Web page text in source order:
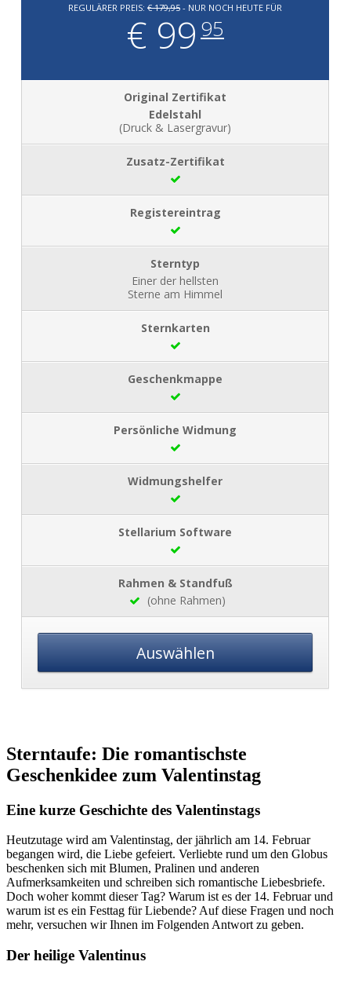
REGULÄRER PREIS: € 179,95 - NUR NOCH HEUTE FÜR
€ 99 95
Edelstahl
(Druck & Lasergravur)
Einer der hellsten
Sterne am Himmel
(ohne Rahmen)
Auswählen
Sterntaufe: Die romantischste
Geschenkidee zum Valentinstag
Eine kurze Geschichte des Valentinstags
Heutzutage wird am Valentinstag, der jährlich am 14. Februar
begangen wird, die Liebe gefeiert. Verliebte rund um den Globus
beschenken sich mit Blumen, Pralinen und anderen
Aufmerksamkeiten und schreiben sich romantische Liebesbriefe.
Doch woher kommt dieser Tag? Warum ist es der 14. Februar und
warum ist es ein Festtag für Liebende? Auf diese Fragen und noch
mehr, versuchen wir Ihnen im Folgenden Antwort zu geben.
Der heilige Valentinus